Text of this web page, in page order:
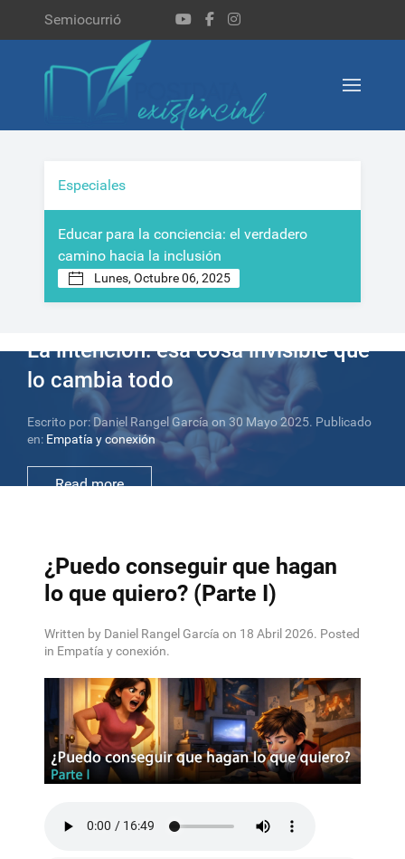
Semiocurrió
Especiales
Educar para la conciencia: el verdadero
camino hacia la inclusión
Lunes, Octubre 06, 2025
La intención: esa cosa invisible que
lo cambia todo
Escrito por: Daniel Rangel García on 30 Mayo 2025. Publicado
en: Empatía y conexión
Read more
¿Puedo conseguir que hagan
lo que quiero? (Parte I)
Written by Daniel Rangel García on 18 Abril 2026. Posted
in Empatía y conexión.